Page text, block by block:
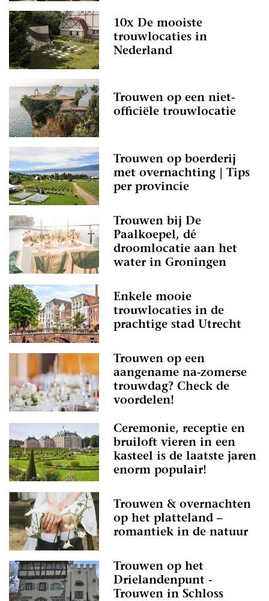
10x De mooiste
trouwlocaties in
Nederland
Trouwen op een niet-
officiële trouwlocatie
Trouwen op boerderij
met overnachting | Tips
per provincie
Trouwen bij De
Paalkoepel, dé
droomlocatie aan het
water in Groningen
Enkele mooie
trouwlocaties in de
prachtige stad Utrecht
Trouwen op een
aangename na-zomerse
trouwdag? Check de
voordelen!
Ceremonie, receptie en
bruiloft vieren in een
kasteel is de laatste jaren
enorm populair!
Trouwen & overnachten
op het platteland –
romantiek in de natuur
Trouwen op het
Drielandenpunt -
Trouwen in Schloss